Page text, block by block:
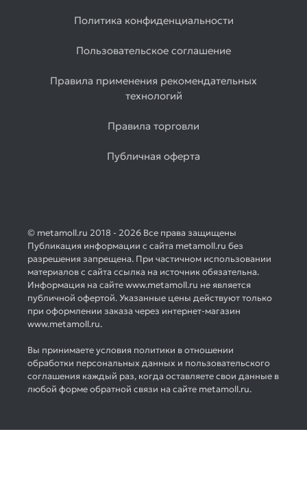
Политика конфиденциальности
Пользовательское соглашение
Правила применения рекомендательных
технологий
Правила торговли
Публичная оферта
© metamoll.ru 2018 - 2026 Все права защищены
Публикация информации с сайта metamoll.ru без
разрешения запрещена. При частичном использовании
материалов с сайта ссылка на источник обязательна.
Информация на сайте www.metamoll.ru не является
публичной офертой. Указанные цены действуют только
при оформлении заказа через интернет-магазин
www.metamoll.ru.
Вы принимаете условия политики в отношении
обработки персональных данных и пользовательского
соглашения каждый раз, когда оставляете свои данные в
любой форме обратной связи на сайте metamoll.ru.